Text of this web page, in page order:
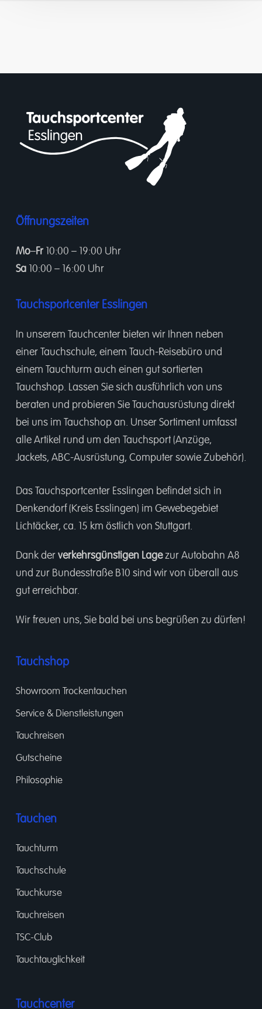
Öffnungszeiten
Mo–Fr10:00 – 19:00 Uhr
Sa10:00 – 16:00 Uhr
Tauchsportcenter Esslingen
In unserem Tauchcenterbieten wir Ihnen neben
einer Tauchschule, einem Tauch-Reisebüro und
einem Tauchturm auch einen gut sortierten
Tauchshop. Lassen Sie sich ausführlich von uns
beraten und probieren Sie Tauchausrüstung direkt
bei uns im Tauchshop an. Unser Sortiment umfasst
alle Artikel rund um den Tauchsport (Anzüge,
Jackets, ABC-Ausrüstung, Computer sowie Zubehör).
Das Tauchsportcenter Esslingen befindet sich in
Denkendorf (Kreis Esslingen) im Gewebegebiet
Lichtäcker, ca. 15 km östlich von Stuttgart.
Dank der verkehrsgünstigen Lagezur Autobahn A8
und zur Bundesstraße B10 sind wir von überall aus
gut erreichbar.
Wir freuen uns, Sie bald bei uns begrüßen zu dürfen!
Tauchshop
Showroom Trockentauchen
Service & Dienstleistungen
Tauchreisen
Gutscheine
Philosophie
Tauchen
Tauchturm
Tauchschule
Tauchkurse
Tauchreisen
TSC-Club
Tauchtauglichkeit
Tauchcenter